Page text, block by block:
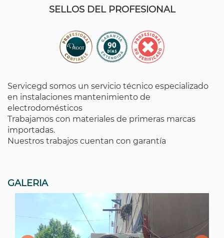
SELLOS DEL PROFESIONAL
Servicegd somos un servicio técnico especializado
en instalaciones mantenimiento de
electrodomésticos
Trabajamos con materiales de primeras marcas
importadas.
Nuestros trabajos cuentan con garantía
GALERIA